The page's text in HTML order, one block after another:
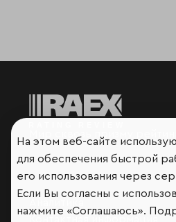
Мир сквозь призму
На этом веб-сайте
для обеспечения быстрой
его использования через
Если Вы согласны с
нажмите «Соглашаюсь».